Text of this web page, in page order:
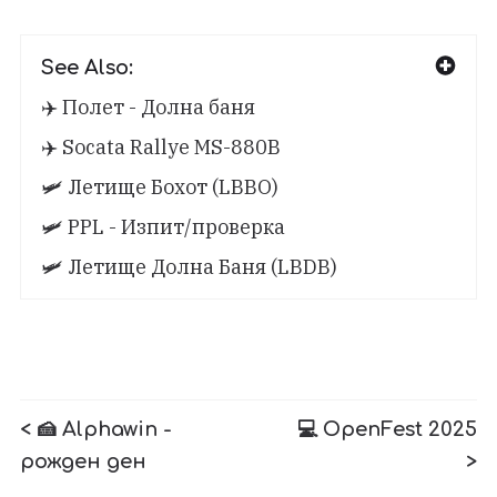
See Also:
✈️ Полет - Долна баня
✈️ Socata Rallye MS-880B
🛩️ Летище Бохот (LBBO)
🛩️ PPL - Изпит/проверка
🛩️ Летище Долна Баня (LBDB)
< 🍰 Alphawin -
рожден ден
💻 OpenFest 2025
>